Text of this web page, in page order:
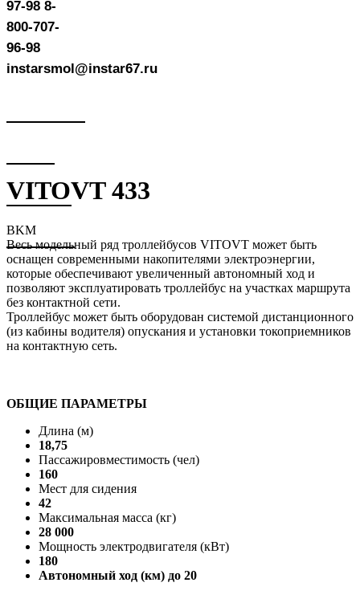
97-98 8-
800-707-
96-98
instarsmol@instar67.ru
VITOVT 433
BKM
Весь модельный ряд троллейбусов VITOVT может быть
оснащен современными накопителями электроэнергии,
которые обеспечивают увеличенный автономный ход и
позволяют эксплуатировать троллейбус на участках маршрута
без контактной сети.
Троллейбус может быть оборудован системой дистанционного
(из кабины водителя) опускания и установки токоприемников
на контактную сеть.
ОБЩИЕ ПАРАМЕТРЫ
Длина (м)
18,75
Пассажировместимость (чел)
160
Мест для сидения
42
Максимальная масса (кг)
28 000
Мощность электродвигателя (кВт)
180
Автономный ход (км) до 20